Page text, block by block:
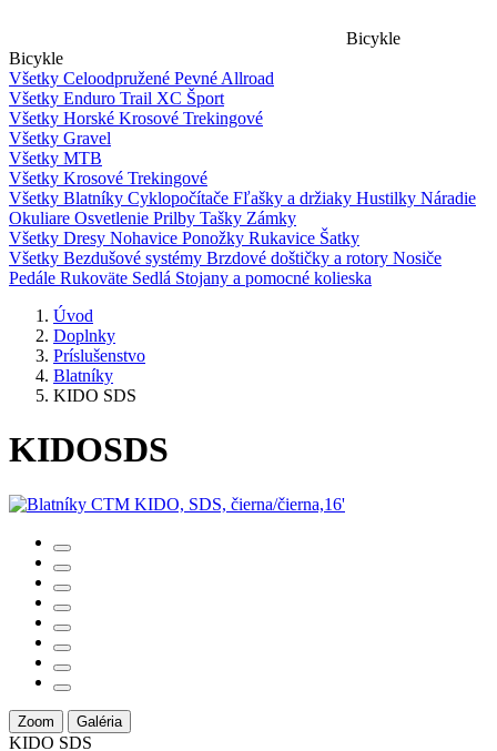
Bicykle
Bicykle
Všetky Celoodpružené Pevné Allroad
Všetky Enduro Trail XC Šport
Všetky Horské Krosové Trekingové
Všetky Gravel
Všetky MTB
Všetky Krosové Trekingové
Všetky Blatníky Cyklopočítače Fľašky a držiaky Hustilky Náradie
Okuliare Osvetlenie Prilby Tašky Zámky
Všetky Dresy Nohavice Ponožky Rukavice Šatky
Všetky Bezdušové systémy Brzdové doštičky a rotory Nosiče
Pedále Rukoväte Sedlá Stojany a pomocné kolieska
Úvod
Doplnky
Príslušenstvo
Blatníky
KIDO SDS
KIDOSDS
Zoom Galéria
KIDO SDS